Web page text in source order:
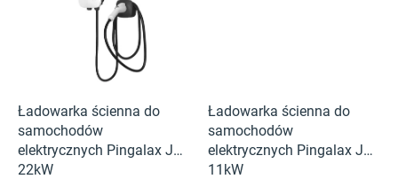
Ładowarka ścienna do
samochodów
elektrycznych Pingalax J5-
22kW
Ładowarka ścienna do
samochodów
elektrycznych Pingalax J5-
11kW